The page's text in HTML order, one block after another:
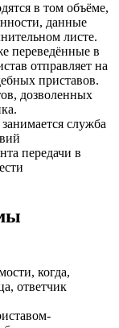
в том объёме,
данные
листе.
переведённые в
отправляет на
приставов.
дозволенных
служба
передачи в
когда,
ответчик